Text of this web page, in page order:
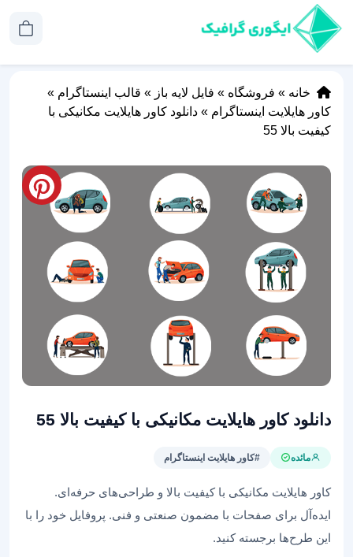
خانه » فروشگاه » فایل لایه باز » قالب اینستاگرام »
کاور هایلایت اینستاگرام » دانلود کاور هایلایت مکانیکی با
کیفیت بالا 55
دانلود کاور هایلایت مکانیکی با کیفیت بالا 55
مائده #کاور هایلایت اینستاگرام
کاور هایلایت مکانیکی با کیفیت بالا و طراحی‌های حرفه‌ای.
ایده‌آل برای صفحات با مضمون صنعتی و فنی. پروفایل خود را با
این طرح‌ها برجسته کنید.